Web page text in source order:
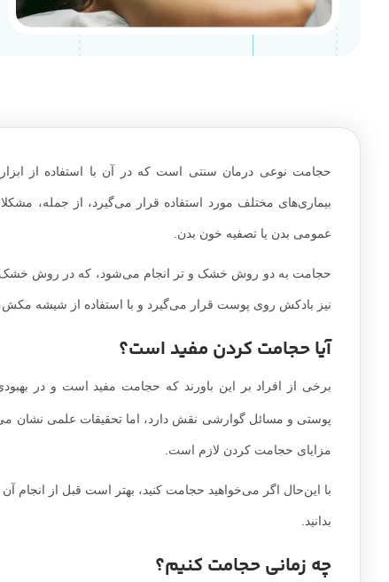
حجامت نوعی درمان سنتی است که در آن با استفاده از
بیماری‌های مختلف مورد استفاده قرار می‌گیرد، از جمله،
عمومی بدن یا تصفیه خون بدن.
حجامت به دو روش خشک و تر انجام می‌شود، که در روش خشک،
نیز بادکش روی پوست قرار می‌گیرد و با استفاده از شیشه
آیا حجامت کردن مفید است؟
برخی از افراد بر این باورند که حجامت مفید است و در
پوستی و مسائل گوارشی نقش دارد، اما تحقیقات علمی نشان
مزایای حجامت کردن لازم است.
با این‌حال اگر می‌خواهید حجامت کنید، بهتر است قبل از انجام
بدانید.
چه زمانی حجامت کنیم؟